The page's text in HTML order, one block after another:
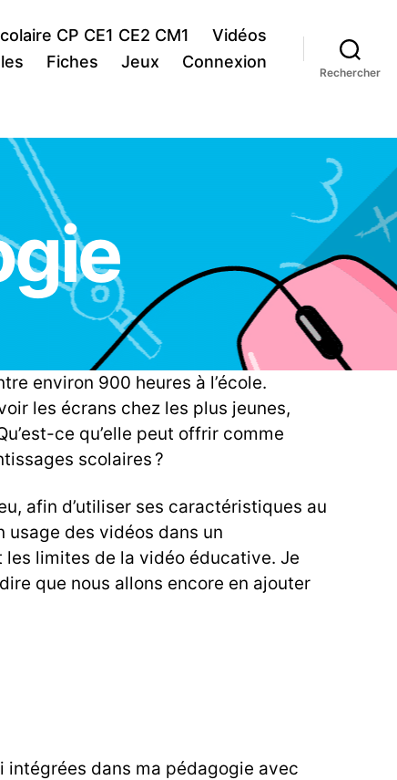
CP CE1 CE2 CM1
Vidéos
Fiches Jeux Connexion
Rechercher
environ 900 heures à l’école.
les écrans chez les plus jeunes,
ce qu’elle peut offrir comme
scolaires ?
afin d’utiliser ses caractéristiques au
usage des vidéos dans un
les limites de la vidéo éducative. Je
que nous allons encore en ajouter
intégrées dans ma pédagogie avec